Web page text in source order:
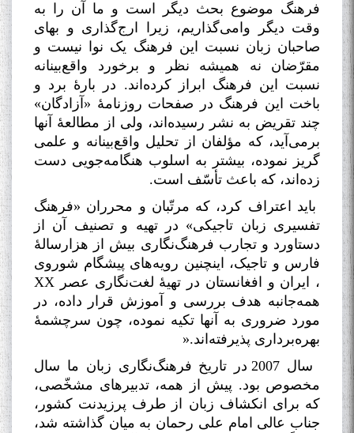
فرهنگ موضوع بحث دیگر است و ما آن را به
وقت دیگر وامی‌گذاریم، زیرا ارج‌‌گذاری و بهای
صاحبان زبان نسبت این فرهنگ یک نوا نیست و
مقرّضان نه همیشه نظر و برخورد واقع‌بینانه
نسبت این فرهنگ ابراز کرده‌اند. در بارۀ برد و
باخت این فرهنگ در صفحات روزنامۀ «آزادگان»
چند تقریض به نشر رسیده‌اند، ولی از مطالعۀ آنها
برمی‌آید، که مؤلفان از تحلیل واقع‌بینانه و علمی
گریز نموده، بیشتر به اسلوب هنگامه‌جویی دست
زده‌اند، که باعث تأسّف است.
باید اعتراف کرد، که مرتّبان و محرران «فرهنگ
تفسیری زبان تاجیکی» در تهیه و تصنیف آن از
دستاورد و تجارب فرهنگ‌نگاری بیش از هزارسالۀ
فارس و تاجیک، اینچنین رویه‌های پیشگام شوروی
، ایران و افغانستان در تهیۀ لغت‌نگاری عصر XX
همه‌جانبه هدف بررسی و آموزش قرار داده، در
مورد ضروری به آنها تکیه نموده، چون سرچشمۀ
بهره‌برداری پذیرفته‌اند».
سال 2007 در تاریخ فرهنگ‌نگاری زبان ما سال
مخصوص بود. پیش از همه، تدبیرهای مشخّصی،
که برای انکشاف زبان از طرف پرزیدنت کشور،
جناب عالی امام علی رحمان به میان گذاشته شد،